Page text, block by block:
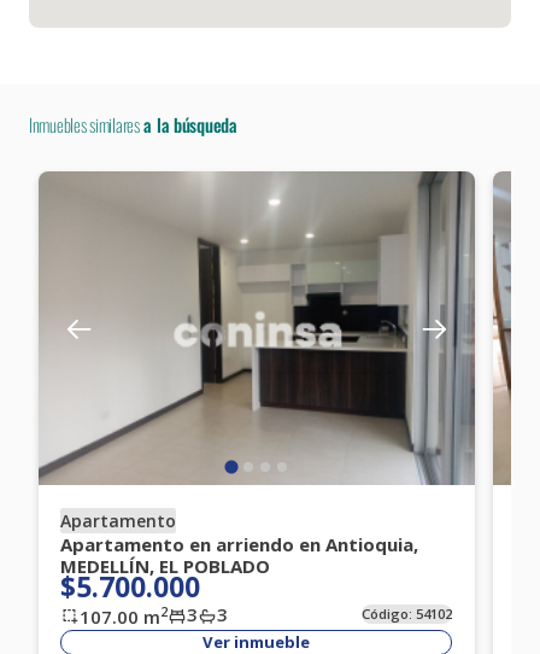
Inmuebles similaresa la búsqueda
Apartamento
Apartamento en arriendo en Antioquia,
MEDELLÍN, EL POBLADO
$5.700.000
107.00 m2 3 3 Código: 54102
Ver inmueble